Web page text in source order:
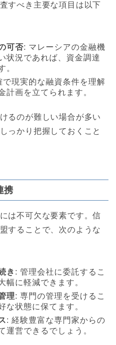
すべき主要な項目は以下
可否: マレーシアの金融機
状況であれば、資金調達
。
で現実的な融資条件を理解
計画を立てられます。
るのが難しい場合が多い
っかり把握しておくこと
携
は不可欠な要素です。信
することで、次のような
き : 管理会社に委託するこ
幅に軽減できます。
理: 専門の管理を受けるこ
な状態に保てます。
: 経験豊富な専門家からの
運営できるでしょう。